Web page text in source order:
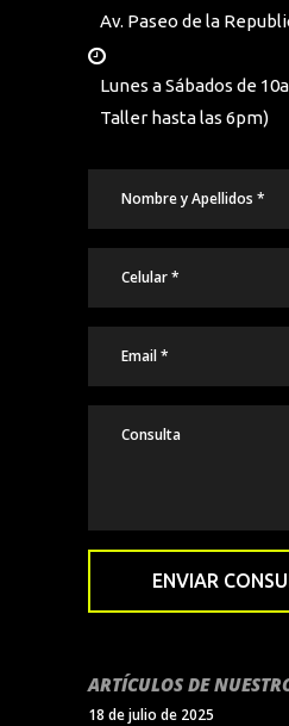
Av. Paseo de la
Lunes a Sábados de
Taller hasta las 6pm)
ARTÍCULOS DE
18 de julio de 2025